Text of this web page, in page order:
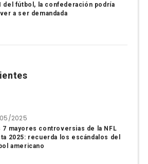
del fútbol, ​​la confederación podría
a ser demandada
2025
7 mayores controversias de la NFL
2025: recuerda los escándalos del
americano